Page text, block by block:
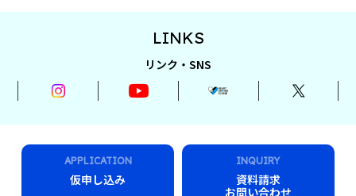
LINKS
リンク・SNS
APPLICATION
仮申し込み
INQUIRY
資料請求
お問い合わせ